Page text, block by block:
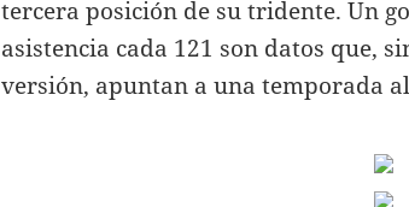
tercera posición de su tridente. Un
asistencia cada 121 son datos que,
versión, apuntan a una temporada